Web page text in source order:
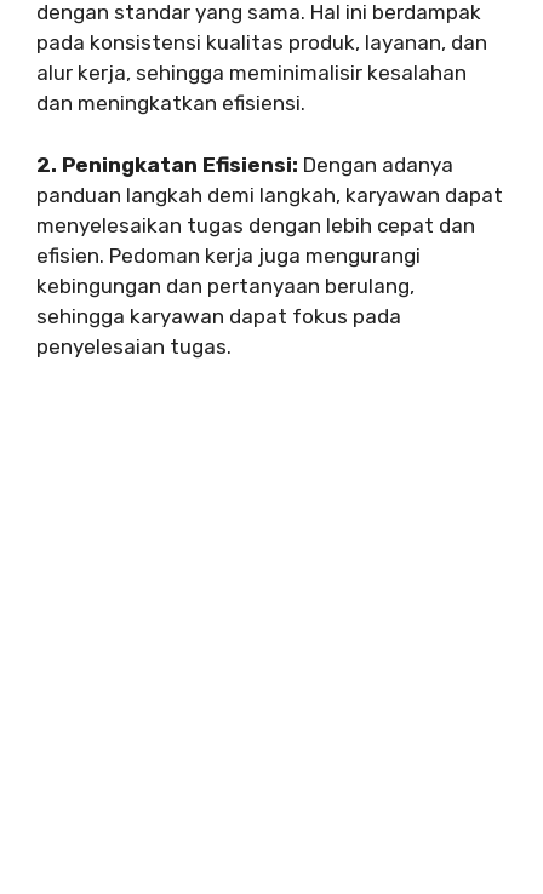
dengan standar yang sama. Hal ini berdampak
pada konsistensi kualitas produk, layanan, dan
alur kerja, sehingga meminimalisir kesalahan
dan meningkatkan efisiensi.
2. Peningkatan Efisiensi: Dengan adanya
panduan langkah demi langkah, karyawan dapat
menyelesaikan tugas dengan lebih cepat dan
efisien. Pedoman kerja juga mengurangi
kebingungan dan pertanyaan berulang,
sehingga karyawan dapat fokus pada
penyelesaian tugas.